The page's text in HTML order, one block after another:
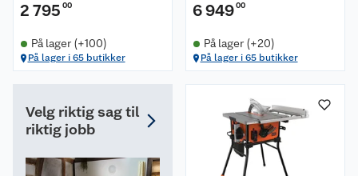
2 795 00
På lager (+100)
På lager i 65 butikker
6 94900
På lager (+20)
På lager i 65 butikker
Velg riktig sag til
riktig jobb